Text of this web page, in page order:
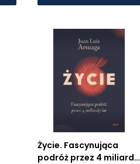
Życie. Fascynująca
podróż przez 4 miliardy